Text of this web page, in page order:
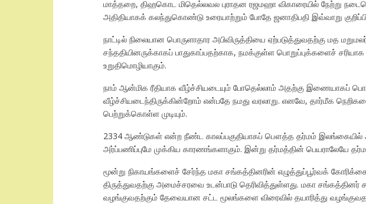
மாத்தறை, திஹகொட மிதெல்லவல புராதன ரஜமஹா விகாரையில் நேற்று
அதிதியாகக் கலந்துகொண்டு உரையாற்றும் போதே ஜனாதிபதி இவ்வாறு
நாட்டில் நிலையான பொருளாதார அபிவிருத்தியை ஏற்படுத்துவதற்கு மத
சந்ததியினருக்காகப் பாதுகாப்பதற்காக, நமக்குள்ள பொறுப்புக்களைச்
உறுதிமொழியாகும்.
நாம் ஆன்மிக ரீதியாக வீழ்ச்சியடையும் போதெல்லாம் அதற்கு இணையாகப்
வீழ்ச்சியடைந்திருக்கின்றோம் என்பதே நமது வரலாறு. எனவே, தார்மீக
பெற்றுக்கொள்ள முடியும்.
2334 ஆண்டுகள் என்ற நீண்ட காலப்பகுதியாகப் பௌத்த தர்மம் இலங்கையில்
அர்ப்பணிப்புமே முக்கிய காரணங்களாகும். இன்று தர்மத்தின் பெயராலேயே
மூன்று நிகாயங்களைச் சேர்ந்த மகா சங்கத்தினரின் எழுத்துப்பூர்வக்
திருத்துவதற்கு அமைச்சரவை உடன்பாடு தெரிவித்துள்ளது. மகா
வழங்குவதற்கும் தேவையான சட்ட மூலங்களை விரைவில் தயாரித்து